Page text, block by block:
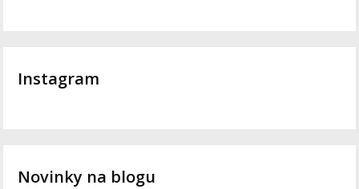
Instagram
Novinky na blogu